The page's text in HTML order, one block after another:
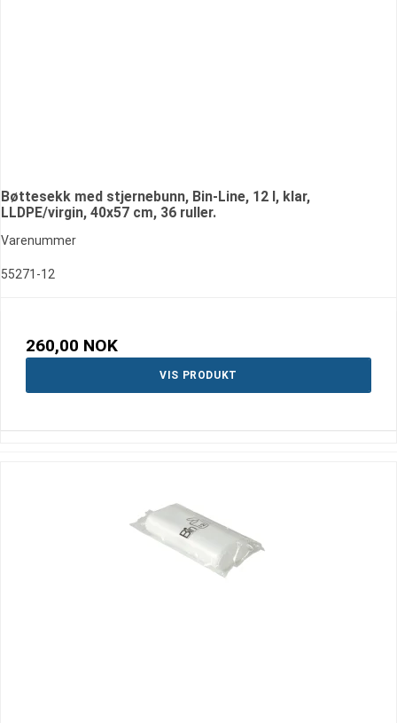
Bøttesekk med stjernebunn, Bin-Line, 12 l, klar,
LLDPE/virgin, 40x57 cm, 36 ruller.
Varenummer
55271-12
260,00 NOK
VIS PRODUKT